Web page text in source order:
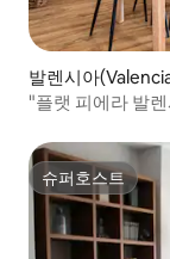
insider tips on
some local
the best out of
and Valencia. For stays of more than 28
electricity and
limit of € 150 /
the comforts of
would pay the
exceeding this
발렌시아
"플랫 피에라 발
슈퍼호스트
슈퍼호스트